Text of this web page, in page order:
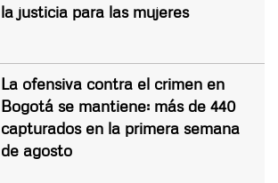
la justicia para las mujeres
La ofensiva contra el crimen en
Bogotá se mantiene: más de 440
capturados en la primera semana
de agosto